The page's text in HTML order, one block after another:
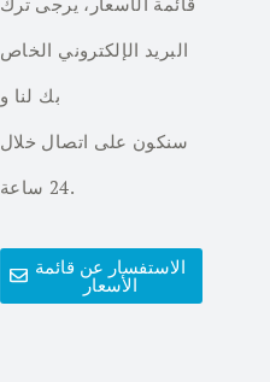
البريد الإلكتروني الخاص
بك لنا و
سنكون على اتصال خلال
24 ساعة.
الاستفسار عن قائمة
الأسعار